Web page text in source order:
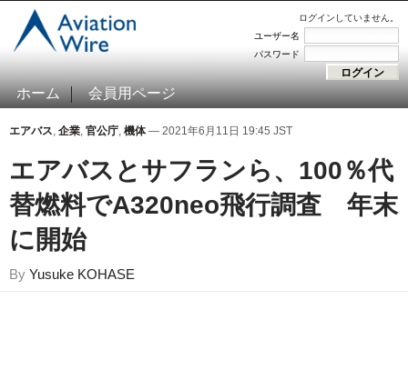
ログインしていません。
ユーザー名
パスワード
ホーム 会員用ページ
エアバス, 企業, 官公庁, 機体— 2021年6月11日 19:45 JST
エアバスとサフランら、100％代
替燃料でA320neo飛行調査 年末
に開始
By Yusuke KOHASE